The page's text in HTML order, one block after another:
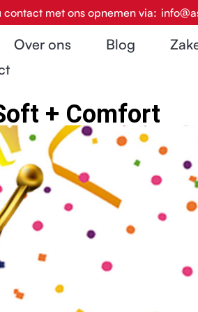
met ons opnemen via:
Over ons Blog
+ Comfort